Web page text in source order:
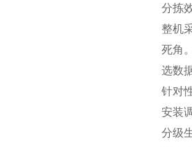
分拣
整机
死角
选数
针对
安装
分级